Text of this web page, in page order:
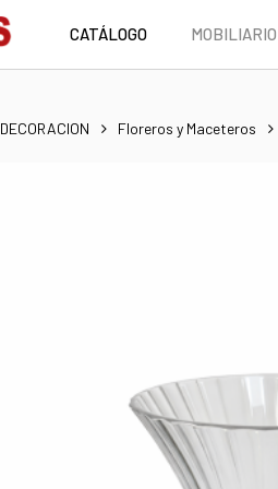
CATÁLOGO MOBILIARIO
DECORACION Floreros y Maceteros